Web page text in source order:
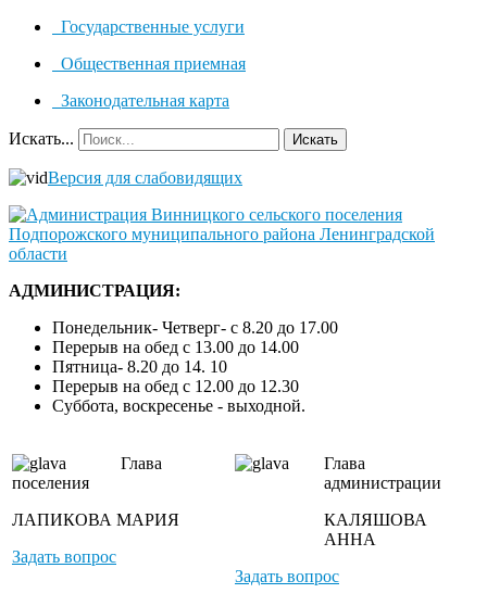
Государственные услуги
Общественная приемная
Законодательная карта
Искать... Искать
Версия для слабовидящих
АДМИНИСТРАЦИЯ:
Понедельник- Четверг- с 8.20 до 17.00
Перерыв на обед с 13.00 до 14.00
Пятница- 8.20 до 14. 10
Перерыв на обед с 12.00 до 12.30
Суббота, воскресенье - выходной.
Глава
поселения
ЛАПИКОВА МАРИЯ
Задать вопрос
Глава
администрации
КАЛЯШОВА
АННА
Задать вопрос